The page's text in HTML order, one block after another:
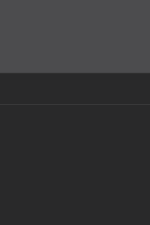
Cookies helfen auf